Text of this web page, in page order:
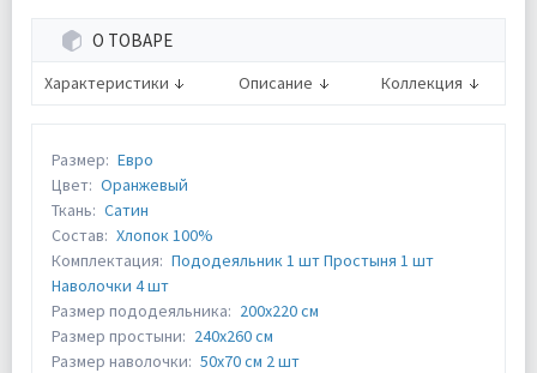
О ТОВАРЕ
Характеристики Описание Коллекция
Размер: Евро
Цвет: Оранжевый
Ткань: Сатин
Состав: Хлопок 100%
Комплектация: Пододеяльник 1 шт Простыня 1 шт
Наволочки 4 шт
Размер пододеяльника: 200х220 см
Размер простыни: 240х260 см
Размер наволочки: 50х70 см 2 шт